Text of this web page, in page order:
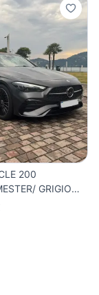
200
GRIGIO